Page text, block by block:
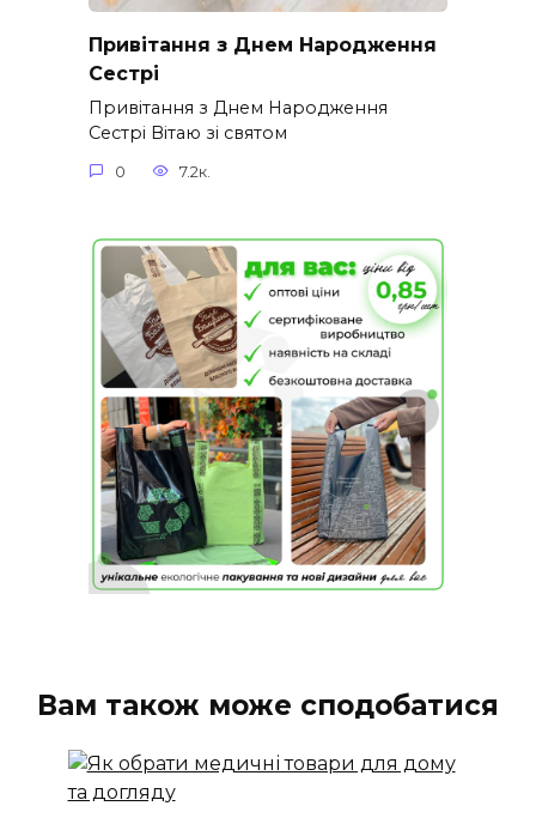
Привітання з Днем Народження
Сестрі
Привітання з Днем Народження
Сестрі Вітаю зі святом
0 7.2к.
Вам також може сподобатися